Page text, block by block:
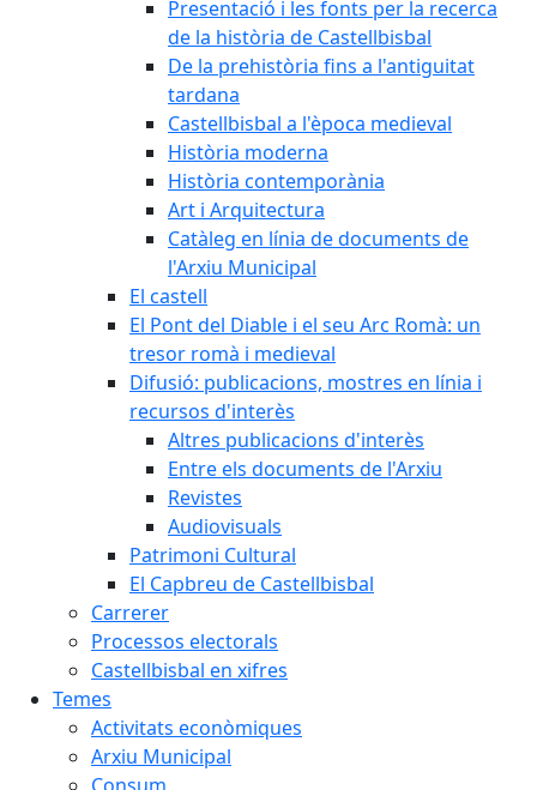
Presentació i les fonts per la recerca
de la història de Castellbisbal
De la prehistòria fins a l'antiguitat
tardana
Castellbisbal a l'època medieval
Història moderna
Història contemporània
Art i Arquitectura
Catàleg en línia de documents de
l'Arxiu Municipal
El castell
El Pont del Diable i el seu Arc Romà: un
tresor romà i medieval
Difusió: publicacions, mostres en línia i
recursos d'interès
Altres publicacions d'interès
Entre els documents de l'Arxiu
Revistes
Audiovisuals
Patrimoni Cultural
El Capbreu de Castellbisbal
Carrerer
Processos electorals
Castellbisbal en xifres
Temes
Activitats econòmiques
Arxiu Municipal